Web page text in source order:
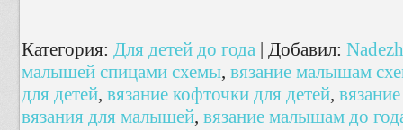
Категория: Для детей до года | Добавил:
малышей спицами схемы, вязание малышам
для детей, вязание кофточки для детей,
вязания для малышей, вязание малышам до